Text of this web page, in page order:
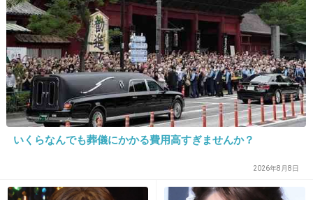
+8 -3
22. 匿名2014/05/07(水) 20:51:37
キスより顎の具合が気になる
+137 -7
23. 匿名2014/05/07(水) 20:52:10
いくらなんでも葬儀にかかる費用高すぎませんか？
2026年8月8日